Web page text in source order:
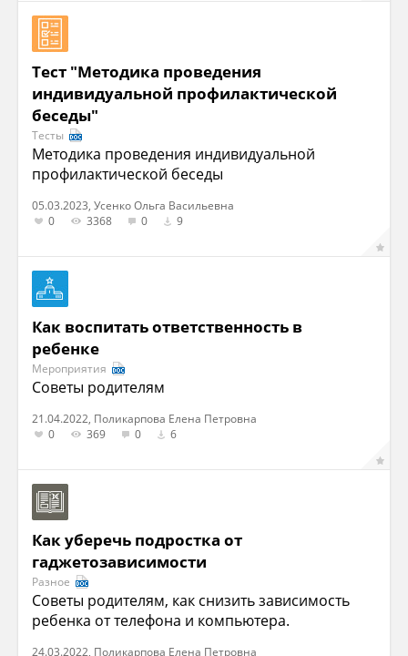
Тест "Методика проведения
индивидуальной профилактической
беседы"
Тесты
Методика проведения индивидуальной
профилактической беседы
05.03.2023, Усенко Ольга Васильевна
0
3368 0 9
Как воспитать ответственность в
ребенке
Мероприятия
Советы родителям
21.04.2022, Поликарпова Елена Петровна
0
369 0 6
Как уберечь подростка от
гаджетозависимости
Разное
Советы родителям, как снизить зависимость
ребенка от телефона и компьютера.
24.03.2022, Поликарпова Елена Петровна